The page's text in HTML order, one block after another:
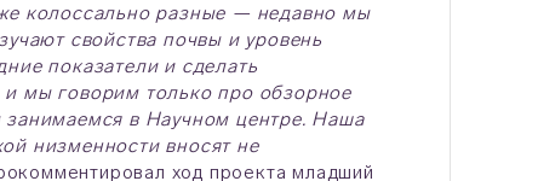
колоссально разные — недавно мы
свойства почвы и уровень
показатели и сделать
мы говорим только про обзорное
в Научном центре. Наша
низменности вносят не
ход проекта младший